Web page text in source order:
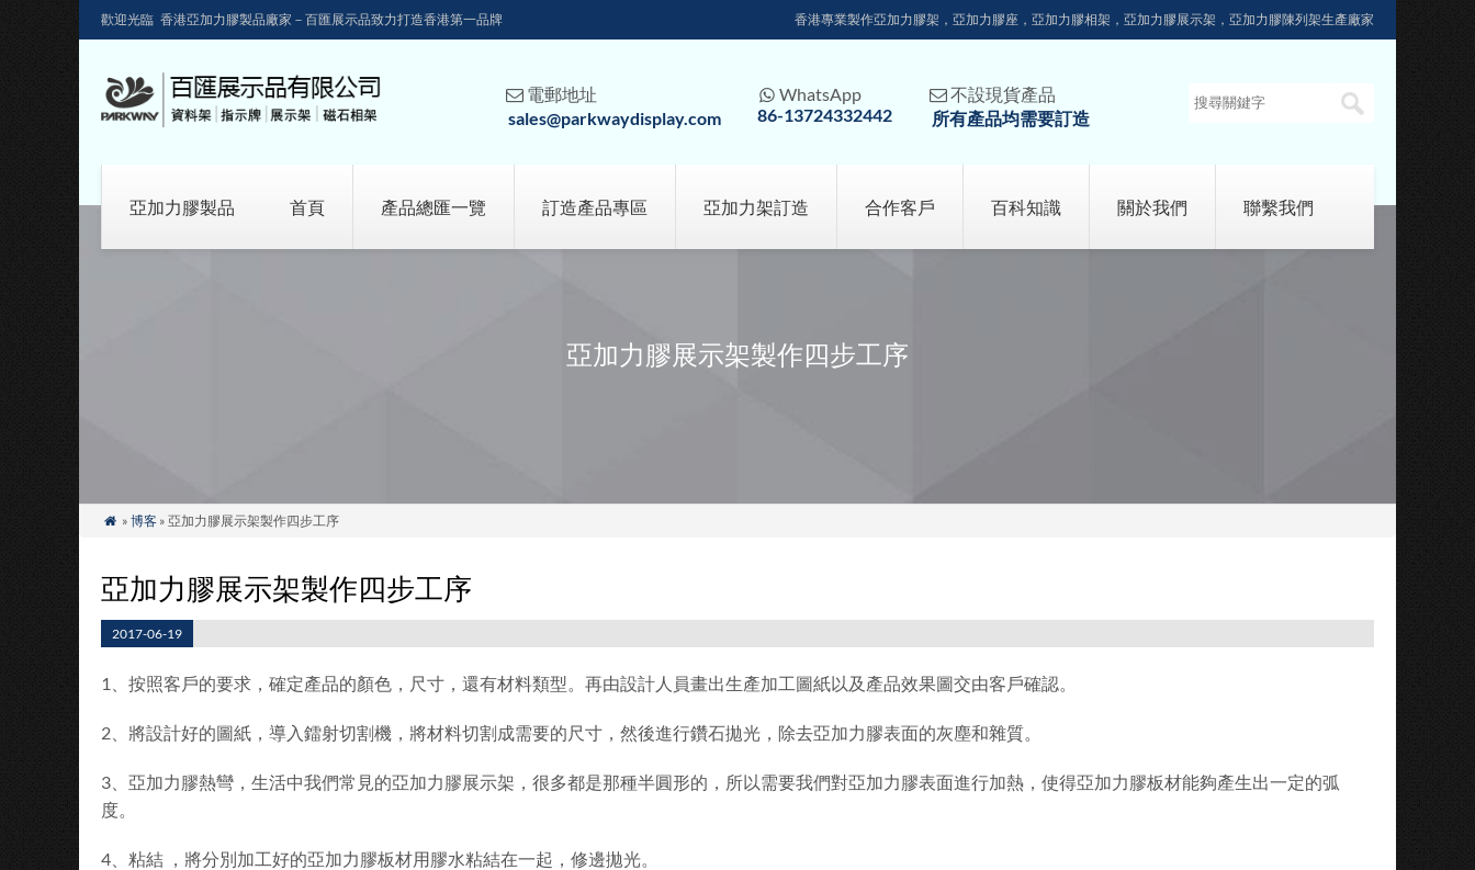
歡迎光臨 香港亞加力膠製品廠家－百匯展示品致力打造香港第一品牌 香港專業製作亞加力膠架，亞加力膠座，亞加力膠相架，亞加力膠展示架，亞加力膠陳列架生產廠家
 電郵地址
sales@parkwaydisplay.com
 WhatsApp
86-13724332442
 不設現貨產品
所有產品均需要訂造
亞加力膠製品 首頁 產品總匯一覽 訂造產品專區 亞加力架訂造 合作客戶 百科知識 關於我們 聯繫我們
亞加力膠展示架製作四步工序
 » 博客» 亞加力膠展示架製作四步工序
亞加力膠展示架製作四步工序
2017-06-19
1、按照客戶的要求，確定產品的顏色，尺寸，還有材料類型。再由設計人員畫出生產加工圖紙以及產品效果圖交由客戶確認。
2、將設計好的圖紙，導入鐳射切割機，將材料切割成需要的尺寸，然後進行鑽石拋光，除去亞加力膠表面的灰塵和雜質。
3、亞加力膠熱彎，生活中我們常見的亞加力膠展示架，很多都是那種半圓形的，所以需要我們對亞加力膠表面進行加熱，使得亞加力膠板材能夠產生出一定的弧
度。
4、粘結 ，將分別加工好的亞加力膠板材用膠水粘結在一起，修邊拋光。